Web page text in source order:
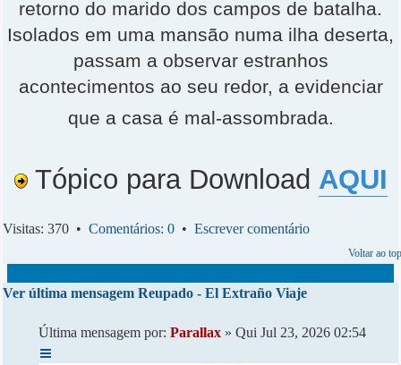
retorno do marido dos campos de batalha.
Isolados em uma mansão numa ilha deserta,
passam a observar estranhos
acontecimentos ao seu redor, a evidenciar
que a casa é mal-assombrada.
Tópico para Download AQUI
Visitas: 370 • Comentários: 0 • Escrever comentário
Voltar ao
Ver última mensagem Reupado - El Extraño Viaje
Última mensagem por: Parallax » Qui Jul 23, 2026 02:54